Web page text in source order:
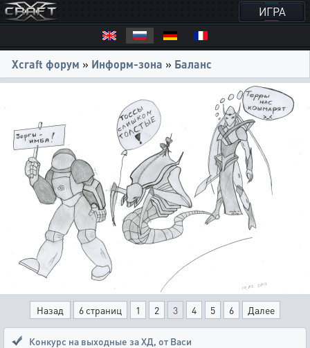
ИГРА
Xcraft форум » Информ-зона » Баланс
Назад 6 страниц 1 2 3 4 5 6 Далее
Конкурс на выходные за ХД, от Васи